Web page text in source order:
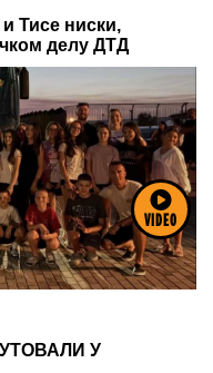
VIDEO
спољна политика
ЕУ, долазак
Србије
и Требесину
за пиће, потребно